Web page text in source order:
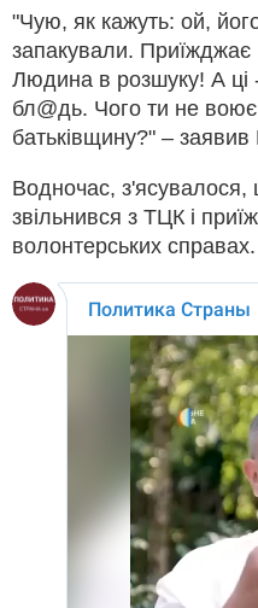
"Чую, як кажуть: ой,
запакували. Приїжджає
Людина в розшуку! А ці
бл@дь. Чого ти не
батьківщину?" –
Водночас,
звільнився з ТЦК і
волонтерських справах.